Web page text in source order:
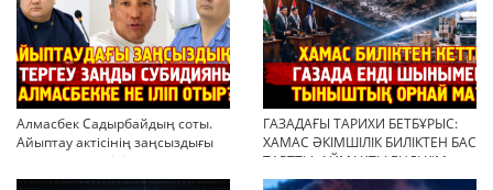
Алмасбек Садырбайдың соты.
Айыптау актісінің заңсыздығы
мен қолдан өсірілген
миллиондар
ГАЗАДАҒЫ ТАРИХИ БЕТБҰРЫС:
ХАМАС ӘКІМШІЛІК БИЛІКТЕН БАС
ТАРТТЫ. АЙМАҚТЫ ЕНДІ КІМ
БАСҚАРАДЫ?